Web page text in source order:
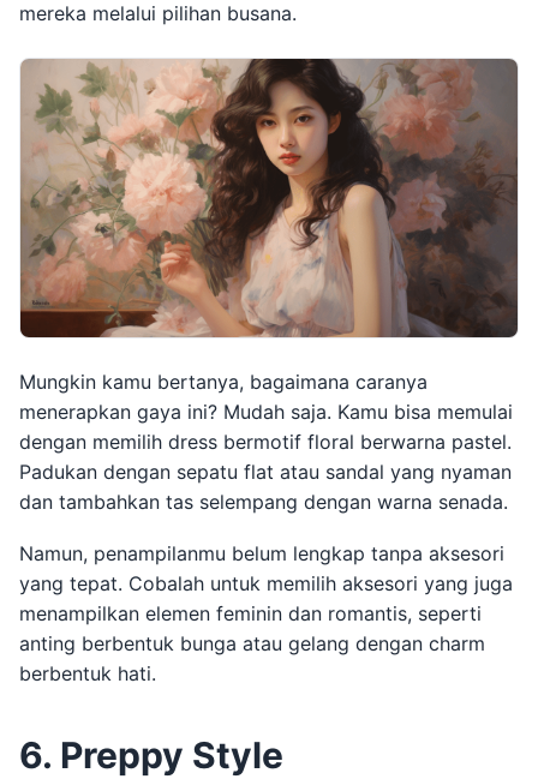
mereka melalui pilihan busana.
Mungkin kamu bertanya, bagaimana caranya
menerapkan gaya ini? Mudah saja. Kamu bisa memulai
dengan memilih dress bermotif floral berwarna pastel.
Padukan dengan sepatu flat atau sandal yang nyaman
dan tambahkan tas selempang dengan warna senada.
Namun, penampilanmu belum lengkap tanpa aksesori
yang tepat. Cobalah untuk memilih aksesori yang juga
menampilkan elemen feminin dan romantis, seperti
anting berbentuk bunga atau gelang dengan charm
berbentuk hati.
6. Preppy Style